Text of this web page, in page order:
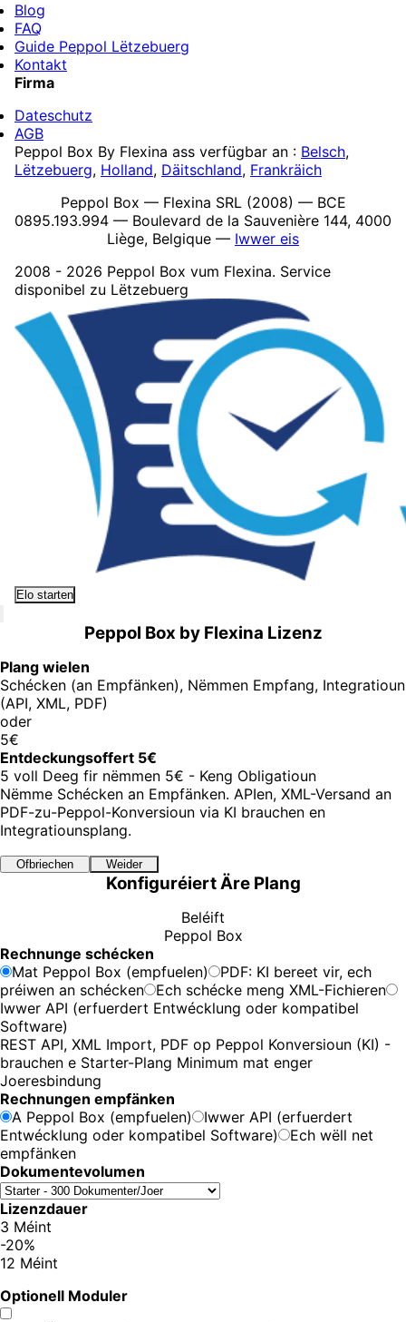
Blog
FAQ
Guide Peppol Lëtzebuerg
Kontakt
Firma
Dateschutz
AGB
Peppol Box By Flexina ass verfügbar an : Belsch,
Lëtzebuerg, Holland, Däitschland, Frankräich
Peppol Box — Flexina SRL (2008) — BCE
0895.193.994 — Boulevard de la Sauvenière 144, 4000
Liège, Belgique — Iwwer eis
2008 - 2026 Peppol Box vum Flexina. Service
disponibel zu Lëtzebuerg
Elo starten
Peppol Box by Flexina Lizenz
Plang wielen
Schécken (an Empfänken), Nëmmen Empfang, Integratioun
(API, XML, PDF)
oder
5€
Entdeckungsoffert 5€
5 voll Deeg fir nëmmen 5€ - Keng Obligatioun
Nëmme Schécken an Empfänken. APIen, XML-Versand an
PDF-zu-Peppol-Konversioun via KI brauchen en
Integratiounsplang.
Ofbriechen Weider
Konfiguréiert Äre Plang
Beléift
Peppol Box
Rechnunge schécken
Mat Peppol Box (empfuelen)
PDF: KI bereet vir, ech
préiwen an schécken
Ech schécke meng XML-Fichieren
Iwwer API (erfuerdert Entwécklung oder kompatibel
Software)
REST API, XML Import, PDF op Peppol Konversioun (KI) -
brauchen e Starter-Plang Minimum mat enger
Joeresbindung
Rechnungen empfänken
A Peppol Box (empfuelen)
Iwwer API (erfuerdert
Entwécklung oder kompatibel Software)
Ech wëll net
empfänken
Dokumentevolumen
Lizenzdauer
3 Méint
-20%
12 Méint
Optionell Moduler